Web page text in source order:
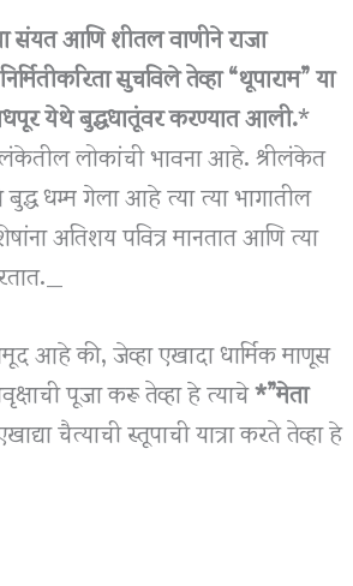
संयत आणि शीतल वाणीने राजा
सुचविले तेव्हा “थूपाराम” या
येथे बुद्धधातूंवर करण्यात आली.*
लोकांची भावना आहे. श्रीलंकेत
धम्म गेला आहे त्या त्या भागातील
अतिशय पवित्र मानतात आणि त्या
आहे की, जेव्हा एखादा धार्मिक माणूस
पूजा करू तेव्हा हे त्याचे*”मेता
चैत्याची स्तूपाची यात्रा करते तेव्हा हे